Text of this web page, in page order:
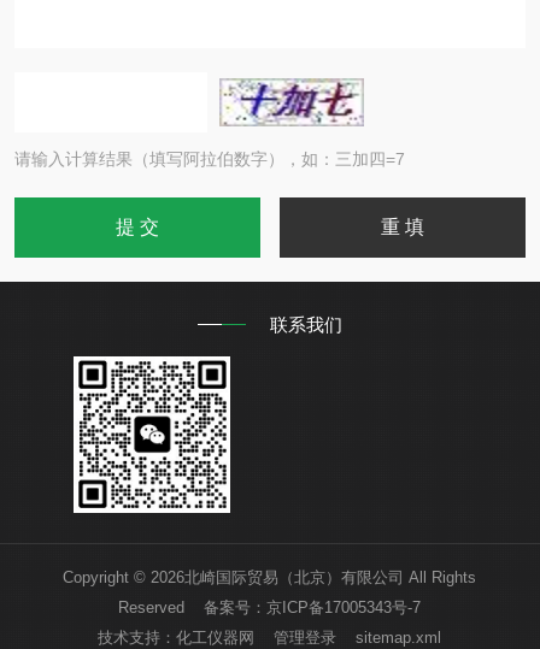
请输入计算结果（填写阿拉伯数字），如：三加四=7
联系我们
Copyright © 2026北崎国际贸易（北京）有限公司 All Rights
Reserved 备案号：京ICP备17005343号-7
技术支持：化工仪器网 管理登录 sitemap.xml